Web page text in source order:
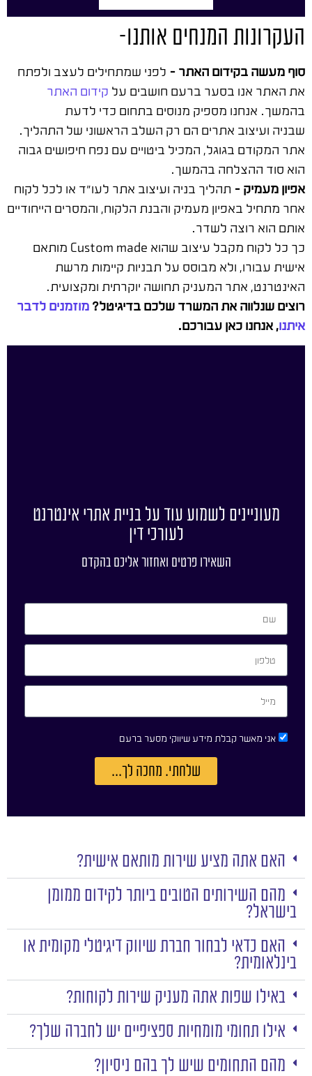
העקרונות המנחים אותנו-
סוף מעשה בקידום האתר – לפני שמתחילים לעצב ולפתח
את האתר אנו בסער ברעם חושבים על קידום האתר
בהמשך. אנחנו מספיק מנוסים בתחום כדי לדעת
שבניה ועיצוב אתרים הם רק השלב הראשוני של התהליך.
אתר המקודם בגוגל, המכיל ביטויים עם נפח חיפושים גבוה
הוא סוד ההצלחה בהמשך.
אפיון מעמיק – תהליך בניה ועיצוב אתר לעו"ד או לכל לקוח
אחר מתחיל באפיון מעמיק והבנת הלקוח, והמסרים הייחודיים
אותם הוא רוצה לשדר.
כך כל לקוח מקבל עיצוב שהוא Custom made מותאם
אישית עבורו, ולא מבוסס על תבניות קיימות מרשת
האינטרנט, אתר המעניק תחושה יוקרתית ומקצועית.
רוצים שנלווה את המשרד שלכם בדיגיטל?מוזמנים לדבר
איתנו, אנחנו כאן עבורכם.
מעוניינים לשמוע עוד על בניית אתרי אינטרנט
לעורכי דין
השאירו פרטים ואחזור אליכם בהקדם
אני מאשר קבלת מידע שיווקי מסער ברעם
שלחתי. מחכה לך...
האם אתה מציע שירות מותאם אישית?
מהם השירותים הטובים ביותר לקידום ממומן
בישראל?
האם כדאי לבחור חברת שיווק דיגיטלי מקומית או
בינלאומית?
באילו שפות אתה מעניק שירות לקוחות?
אילו תחומי מומחיות ספציפיים יש לחברה שלך?
מהם התחומים שיש לך בהם ניסיון?